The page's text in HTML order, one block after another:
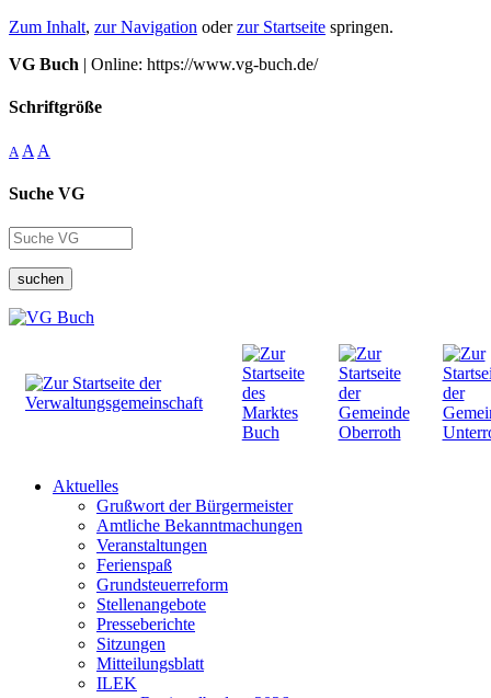
Zum Inhalt, zur Navigation oderzur Startseite springen.
VG Buch | Online: https://www.vg-buch.de/
Schriftgröße
A A A
Suche VG
suchen
Aktuelles
Grußwort der Bürgermeister
Amtliche Bekanntmachungen
Veranstaltungen
Ferienspaß
Grundsteuerreform
Stellenangebote
Presseberichte
Sitzungen
Mitteilungsblatt
ILEK